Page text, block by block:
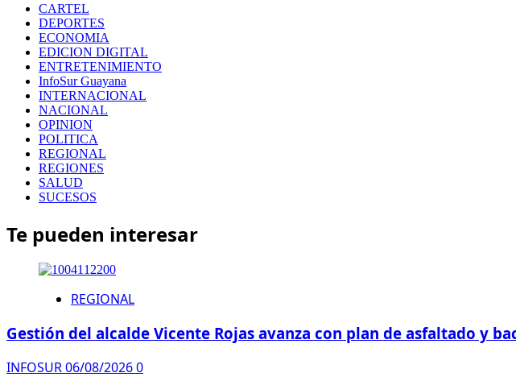
CARTEL
DEPORTES
ECONOMIA
EDICION DIGITAL
ENTRETENIMIENTO
InfoSur Guayana
INTERNACIONAL
NACIONAL
OPINION
POLITICA
REGIONAL
REGIONES
SALUD
SUCESOS
Te pueden interesar
REGIONAL
Gestión del alcalde Vicente Rojas avanza con plan de asfaltado y
INFOSUR06/08/20260